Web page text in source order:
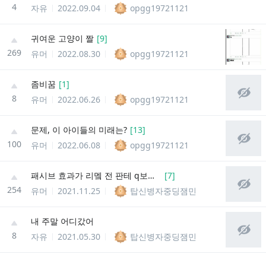
4
자유
2022.09.04 opgg19721121
269
귀여운 고양이 짤 [9]
유머
2022.08.30 opgg19721121
8
좀비꿈 [1]
유머
2022.06.26 opgg19721121
100
문제, 이 아이들의 미래는? [13]
유머
2022.06.08 opgg19721121
254
패시브 효과가 리멬 전 판테 q보다 짧은 챔피언 [7]
유머
2021.11.25 탑신병자중딩잼민
8
내 주말 어디갔어
자유
2021.05.30 탑신병자중딩잼민